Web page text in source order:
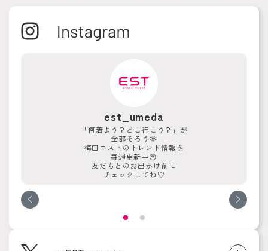
est_umeda
「何着よう？どこ行こう？」が
全部そろう🫶
梅田エストのトレンド情報を
毎週更新中😚
友だちとのお出かけ前に
チェックしてね♡